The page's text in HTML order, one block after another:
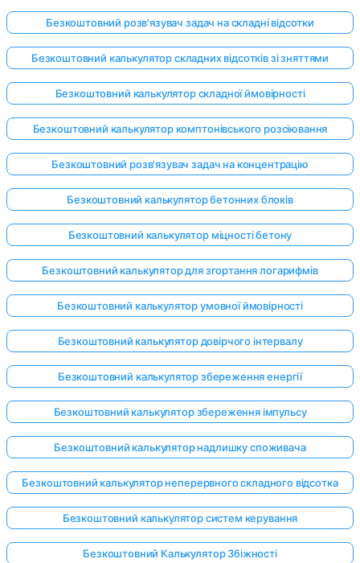
Безкоштовний розв'язувач задач на складні відсотки
Безкоштовний калькулятор складних відсотків зі зняттями
Безкоштовний калькулятор складної ймовірності
Безкоштовний калькулятор комптонівського розсіювання
Безкоштовний розв'язувач задач на концентрацію
Безкоштовний калькулятор бетонних блоків
Безкоштовний калькулятор міцності бетону
Безкоштовний калькулятор для згортання логарифмів
Безкоштовний калькулятор умовної ймовірності
Безкоштовний калькулятор довірчого інтервалу
Безкоштовний калькулятор збереження енергії
Безкоштовний калькулятор збереження імпульсу
Безкоштовний калькулятор надлишку споживача
Безкоштовний калькулятор неперервного складного відсотка
Безкоштовний калькулятор систем керування
Безкоштовний Калькулятор Збіжності